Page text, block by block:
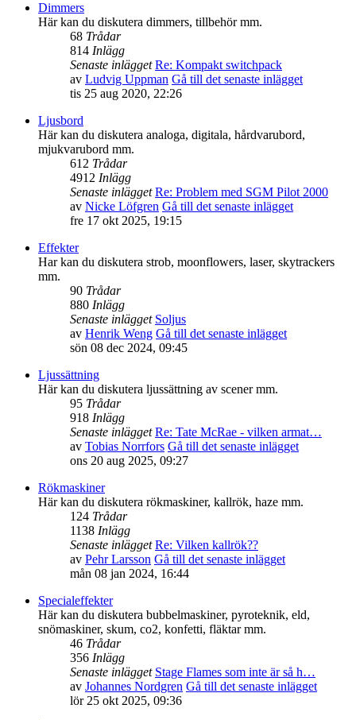
Dimmers
Här kan du diskutera dimmers, tillbehör mm.
68 Trådar
814 Inlägg
Senaste inlägget Re: Kompakt switchpack
av Ludvig Uppman Gå till det senaste inlägget
tis 25 aug 2020, 22:26
Ljusbord
Här kan du diskutera analoga, digitala, hårdvarubord,
mjukvarubord mm.
612 Trådar
4912 Inlägg
Senaste inlägget Re: Problem med SGM Pilot 2000
av Nicke Löfgren Gå till det senaste inlägget
fre 17 okt 2025, 19:15
Effekter
Har kan du diskutera strob, moonflowers, laser, skytrackers
mm.
90 Trådar
880 Inlägg
Senaste inlägget Soljus
av Henrik Weng Gå till det senaste inlägget
sön 08 dec 2024, 09:45
Ljussättning
Här kan du diskutera ljussättning av scener mm.
95 Trådar
918 Inlägg
Senaste inlägget Re: Tate McRae - vilken armat…
av Tobias Norrfors Gå till det senaste inlägget
ons 20 aug 2025, 09:27
Rökmaskiner
Här kan du diskutera rökmaskiner, kallrök, haze mm.
124 Trådar
1138 Inlägg
Senaste inlägget Re: Vilken kallrök??
av Pehr Larsson Gå till det senaste inlägget
mån 08 jan 2024, 16:44
Specialeffekter
Här kan du diskutera bubbelmaskiner, pyroteknik, eld,
snömaskiner, skum, co2, konfetti, fläktar mm.
46 Trådar
356 Inlägg
Senaste inlägget Stage Flames som inte är så h…
av Johannes Nordgren Gå till det senaste inlägget
lör 25 okt 2025, 09:36